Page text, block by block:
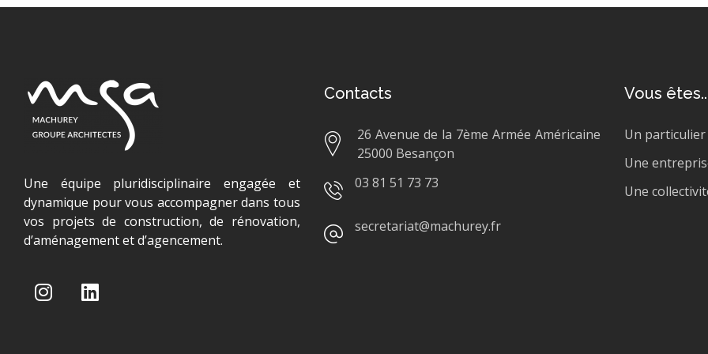
Une équipe pluridisciplinaire engagée et
dynamique pour vous accompagner dans tous
vos projets de construction, de rénovation,
d’aménagement et d’agencement.
Contacts
26 Avenue de la 7ème Armée Américaine
25000 Besançon
03 81 51 73 73
secretariat@machurey.fr
Vous
Un particulier
Une
Une